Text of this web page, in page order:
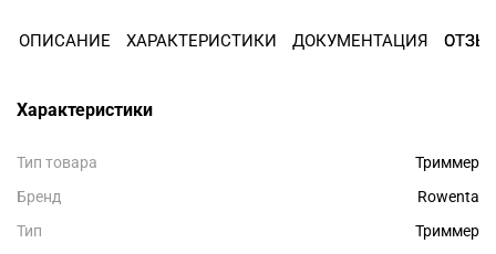
ОПИСАНИЕ ХАРАКТЕРИСТИКИ ДОКУМЕНТАЦИЯ
Характеристики
Тип товара
Триммер
Бренд
Rowenta
Тип
Триммер